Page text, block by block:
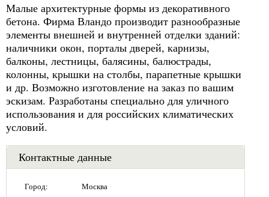
Малые архитектурные формы из декоративного
бетона. Фирма Вландо производит разнообразные
элементы внешней и внутренней отделки зданий:
наличники окон, порталы дверей, карнизы,
балконы, лестницы, балясины, балюстрады,
колонны, крышки на столбы, парапетные крышки
и др. Возможно изготовление на заказ по вашим
эскизам. Разработаны специально для уличного
использования и для российских климатических
условий.
Контактные данные
Город: Москва